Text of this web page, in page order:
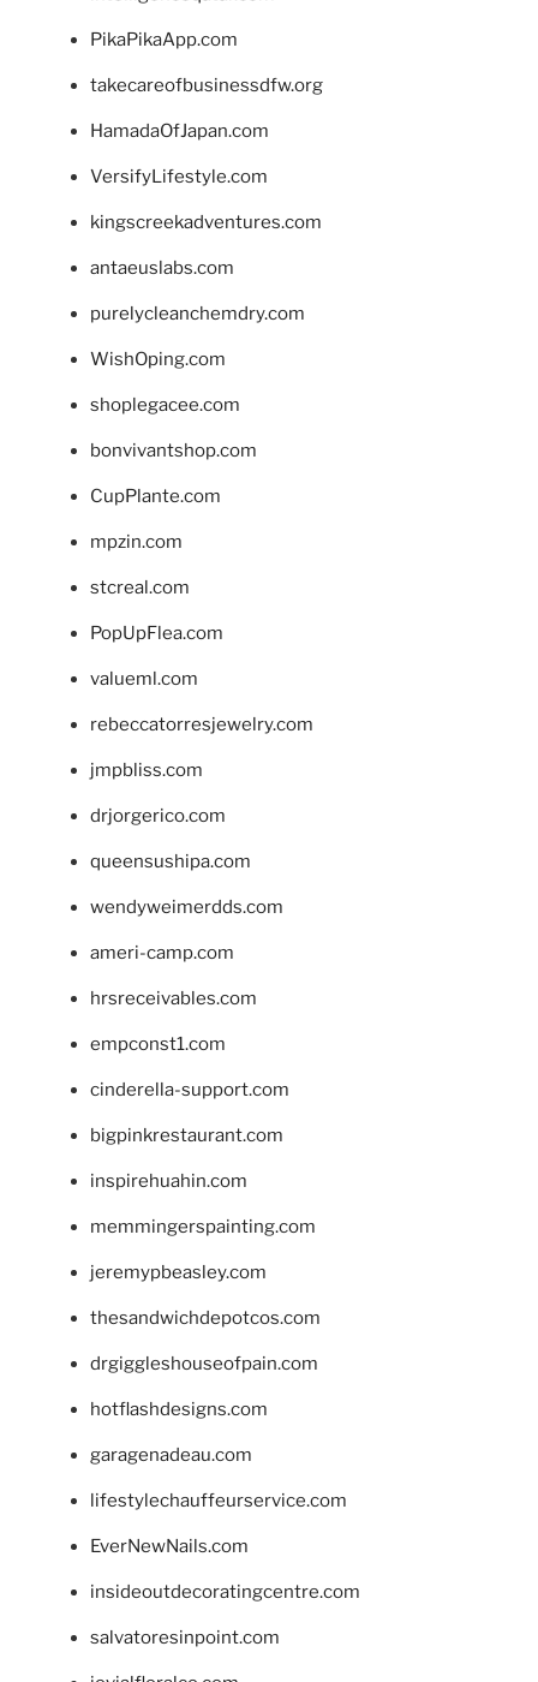
PikaPikaApp.com
takecareofbusinessdfw.org
HamadaOfJapan.com
VersifyLifestyle.com
kingscreekadventures.com
antaeuslabs.com
purelycleanchemdry.com
WishOping.com
shoplegacee.com
bonvivantshop.com
CupPlante.com
mpzin.com
stcreal.com
PopUpFlea.com
valueml.com
rebeccatorresjewelry.com
jmpbliss.com
drjorgerico.com
queensushipa.com
wendyweimerdds.com
ameri-camp.com
hrsreceivables.com
empconst1.com
cinderella-support.com
bigpinkrestaurant.com
inspirehuahin.com
memmingerspainting.com
jeremypbeasley.com
thesandwichdepotcos.com
drgiggleshouseofpain.com
hotflashdesigns.com
garagenadeau.com
lifestylechauffeurservice.com
EverNewNails.com
insideoutdecoratingcentre.com
salvatoresinpoint.com